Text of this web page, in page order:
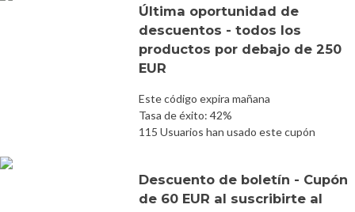
Última oportunidad de
descuentos - todos los
productos por debajo de 250
EUR
Este código expira mañana
Tasa de éxito: 42%
115 Usuarios han usado este cupón
Descuento de boletín - Cupón
de 60 EUR al suscribirte al